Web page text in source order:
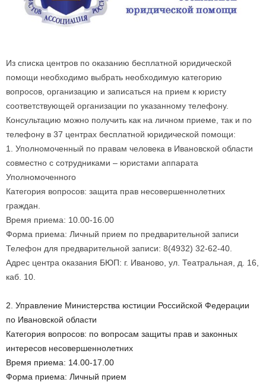
Из списка центров по оказанию бесплатной юридической
помощи необходимо выбрать необходимую категорию
вопросов, организацию и записаться на прием к юристу
соответствующей организации по указанному телефону.
Консультацию можно получить как на личном приеме, так и по
телефону в 37 центрах бесплатной юридической помощи:
1. Уполномоченный по правам человека в Ивановской области
совместно с сотрудниками – юристами аппарата
Уполномоченного
Категория вопросов: защита прав несовершеннолетних
граждан.
Время приема: 10.00-16.00
Форма приема: Личный прием по предварительной записи
Телефон для предварительной записи: 8(4932) 32-62-40.
Адрес центра оказания БЮП: г. Иваново, ул. Театральная, д. 16,
каб. 10.
2. Управление Министерства юстиции Российской Федерации
по Ивановской области
Категория вопросов: по вопросам защиты прав и законных
интересов несовершеннолетних
Время приема: 14.00-17.00
Форма приема: Личный прием